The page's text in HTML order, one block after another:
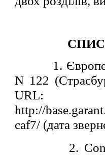
1.
N 122
URL:
http://
caf7/ (дата
2.